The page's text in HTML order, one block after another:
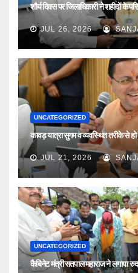
शौर्य दिवस पर जिलाधिकारी ने शहीदों के
JUL 26, 2026
UNCATEGORIZED
कावड़ यात्रा सुगम व व्यवस्थित तरीके से
JUL 21, 2026
UNCATEGORIZED
कैबिनेट मंत्री सतपाल महाराज ने लगाया